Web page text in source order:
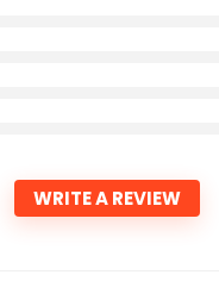
WRITE A REVIEW